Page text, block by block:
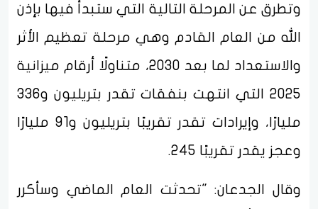
وتطرق عن المرحلة التالية التي ستبدأ فيها بإذن
الله من العام القادم وهي مرحلة تعظيم الأثر
والاستعداد لما بعد 2030، متناولًا أرقام ميزانية
2025 التي انتهت بنفقات تقدر بتريليون و336
مليارًا، وإيرادات تقدر تقريبًا بتريليون و91 مليارًا
وعجز يقدر تقريبًا 245.
وقال الجدعان: "تحدثت العام الماضي وسأكرر